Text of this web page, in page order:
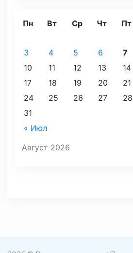
Август 2026
Пн Вт Ср Чт Пт
« Июл
3
4 5 6 7
10
11 12 13 14
17
18 19 20 21
24
25 26 27 28
31